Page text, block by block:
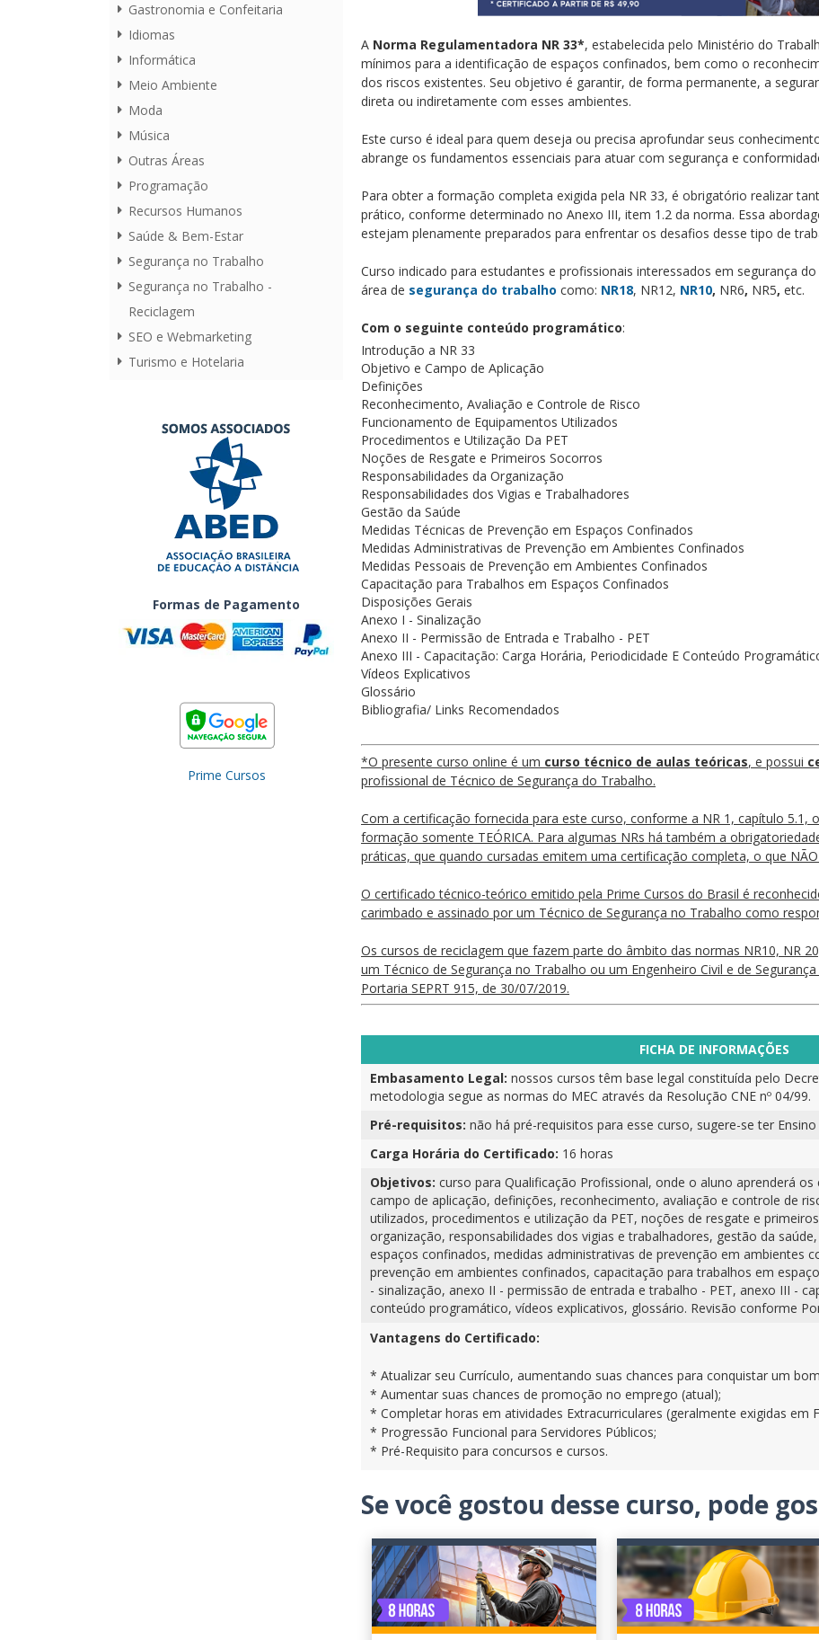
Gastronomia e Confeitaria
Idiomas
Informática
Meio Ambiente
Moda
Música
Outras Áreas
Programação
Recursos Humanos
Saúde & Bem-Estar
Segurança no Trabalho
Segurança no Trabalho -
Reciclagem
SEO e Webmarketing
Turismo e Hotelaria
Formas de Pagamento
Prime Cursos
A Norma Regulamentadora NR 33*, estabelecida pelo Ministério do
mínimos para a identificação de espaços confinados, bem como o
dos riscos existentes. Seu objetivo é garantir, de forma permanente, a
direta ou indiretamente com esses ambientes.
Este curso é ideal para quem deseja ou precisa aprofundar seus
abrange os fundamentos essenciais para atuar com segurança e
Para obter a formação completa exigida pela NR 33, é obrigatório realizar
prático, conforme determinado no Anexo III, item 1.2 da norma. Essa
estejam plenamente preparados para enfrentar os desafios desse tipo de
Curso indicado para estudantes e profissionais interessados em segurança
área de segurança do trabalho como: NR18, NR12, NR10, NR6, NR5, etc.
Com o seguinte conteúdo programático:
Introdução a NR 33
Objetivo e Campo de Aplicação
Definições
Reconhecimento, Avaliação e Controle de Risco
Funcionamento de Equipamentos Utilizados
Procedimentos e Utilização Da PET
Noções de Resgate e Primeiros Socorros
Responsabilidades da Organização
Responsabilidades dos Vigias e Trabalhadores
Gestão da Saúde
Medidas Técnicas de Prevenção em Espaços Confinados
Medidas Administrativas de Prevenção em Ambientes Confinados
Medidas Pessoais de Prevenção em Ambientes Confinados
Capacitação para Trabalhos em Espaços Confinados
Disposições Gerais
Anexo I - Sinalização
Anexo II - Permissão de Entrada e Trabalho - PET
Anexo III - Capacitação: Carga Horária, Periodicidade E Conteúdo
Vídeos Explicativos
Glossário
Bibliografia/ Links Recomendados
*O presente curso online é um curso técnico de aulas teóricas, e possui
profissional de Técnico de Segurança do Trabalho.
Com a certificação fornecida para este curso, conforme a NR 1, capítulo 5.1,
formação somente TEÓRICA. Para algumas NRs há também a
práticas, que quando cursadas emitem uma certificação completa, o que
O certificado técnico-teórico emitido pela Prime Cursos do Brasil é
carimbado e assinado por um Técnico de Segurança no Trabalho como
Os cursos de reciclagem que fazem parte do âmbito das normas NR10, NR
um Técnico de Segurança no Trabalho ou um Engenheiro Civil e de
Portaria SEPRT 915, de 30/07/2019.
FICHA DE INFORMAÇÕES
Embasamento Legal: nossos cursos têm base legal constituída pelo
metodologia segue as normas do MEC através da Resolução CNE nº 04/99.
Pré-requisitos: não há pré-requisitos para esse curso, sugere-se ter
Carga Horária do Certificado: 16 horas
Objetivos: curso para Qualificação Profissional, onde o aluno aprenderá
campo de aplicação, definições, reconhecimento, avaliação e controle de
utilizados, procedimentos e utilização da PET, noções de resgate e
organização, responsabilidades dos vigias e trabalhadores, gestão da
espaços confinados, medidas administrativas de prevenção em ambientes
prevenção em ambientes confinados, capacitação para trabalhos em
- sinalização, anexo II - permissão de entrada e trabalho - PET, anexo III -
conteúdo programático, vídeos explicativos, glossário. Revisão conforme
Vantagens do Certificado:
* Atualizar seu Currículo, aumentando suas chances para conquistar um
* Aumentar suas chances de promoção no emprego (atual);
* Completar horas em atividades Extracurriculares (geralmente exigidas em
* Progressão Funcional para Servidores Públicos;
* Pré-Requisito para concursos e cursos.
Se você gostou desse curso, pode